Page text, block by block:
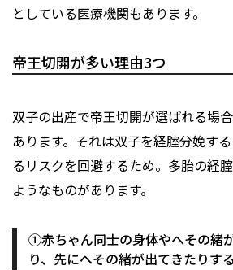
としている医療機関もあります。
帝王切開が多い理由3つ
双子の出産で帝王切開が選ばれる場
あります。それは双子を経腟分娩す
るリスクを回避するため。多胎の経
ようなものがあります。
①赤ちゃん同士の身体やへその緒
り、先にへその緒が出てきたりする